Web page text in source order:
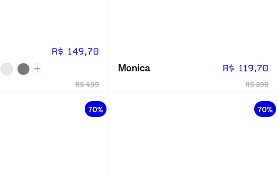
R$ 149,70
R$ 499
Monica R$ 119,70
R$ 399
70% 70%